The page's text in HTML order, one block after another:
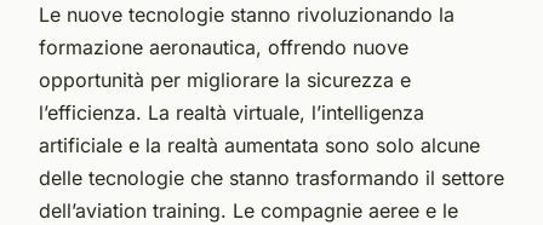
Le nuove tecnologie stanno rivoluzionando la
formazione aeronautica, offrendo nuove
opportunità per migliorare la sicurezza e
l’efficienza. La realtà virtuale, l’intelligenza
artificiale e la realtà aumentata sono solo alcune
delle tecnologie che stanno trasformando il settore
dell’aviation training. Le compagnie aeree e le